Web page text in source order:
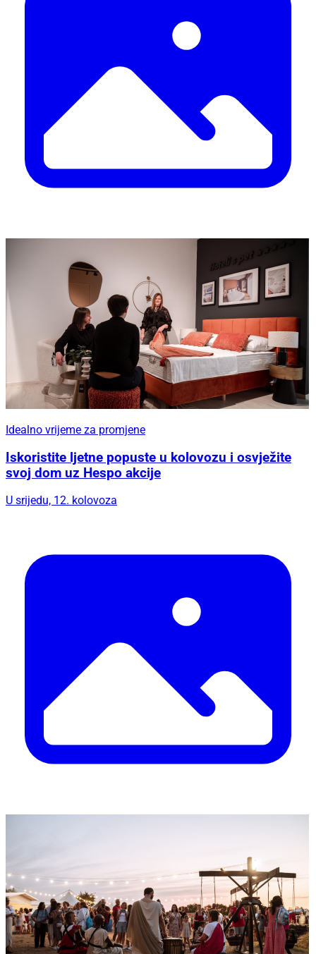
Idealno vrijeme za promjene
Iskoristite ljetne popuste u kolovozu i osvježite
svoj dom uz Hespo akcije
U srijedu, 12. kolovoza